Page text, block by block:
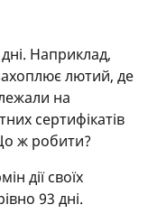
Наприклад,
лютий, де
на
сертифікатів
ж робити?
дії своїх
93 дні.